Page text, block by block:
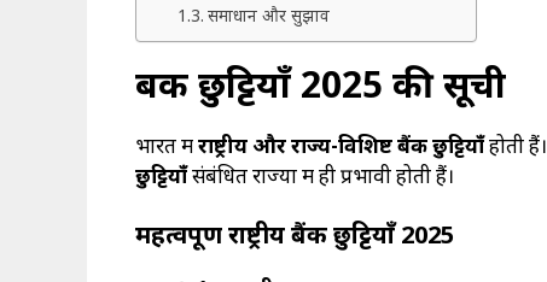
समाधान और सुझाव
बैंक छुट्टियाँ2025 की सूची
भारत मेंराष्ट्रीय और राज्य-विशिष्ट बैंक छुट्टियाँहोती हैं।
छुट्टियाँसंबंधित राज्यों में ही प्रभावी होती हैं।
महत्वपूर्ण राष्ट्रीय बैंक छुट्टियाँ2025